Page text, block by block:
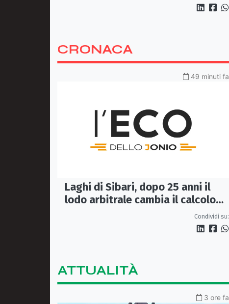
CRONACA
49 minuti fa
Laghi di Sibari, dopo 25 anni il
lodo arbitrale cambia il calcolo
Condividi su:
ATTUALITÀ
3 ore fa